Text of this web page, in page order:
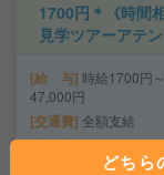
1700円＊《時間
見学ツアーアテ
給 与 時給1700円
47,000円
交通費 全額支給
勤務地 藤沢駅民間
本鵠沼駅からも徒歩
どちら